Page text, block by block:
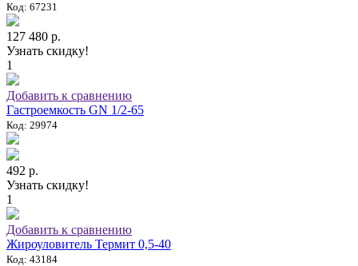
Код: 67231
127 480 р.
Узнать скидку!
1
Добавить к сравнению
Гастроемкость GN 1/2-65
Код: 29974
492 р.
Узнать скидку!
1
Добавить к сравнению
Жироуловитель Термит 0,5-40
Код: 43184